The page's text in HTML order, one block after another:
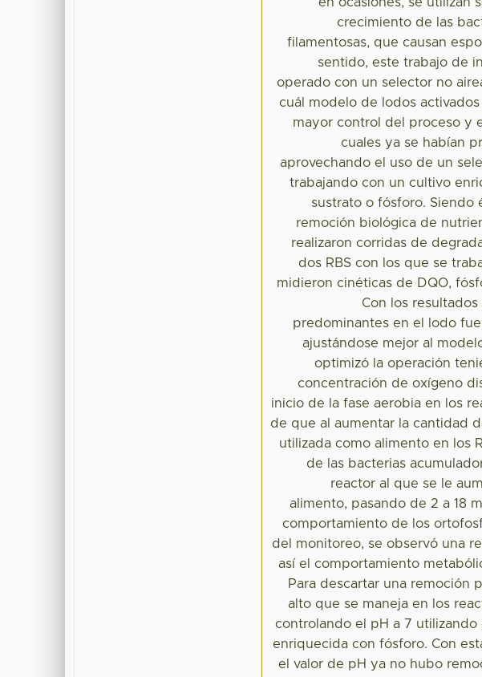
crecimiento de las
filamentosas, que causan
sentido, este trabajo de
operado con un selector no
cuál modelo de lodos
mayor control del proceso y
cuales ya se habían
aprovechando el uso de un
trabajando con un cultivo
sustrato o fósforo. Siendo
remoción biológica de
realizaron corridas de
dos RBS con los que se
midieron cinéticas de DQO,
Con los
predominantes en el lodo
ajustándose mejor al
optimizó la operación
concentración de oxígeno
inicio de la fase aerobia en los
de que al aumentar la cantidad
utilizada como alimento en los
de las bacterias
reactor al que se le
alimento, pasando de 2 a 18
comportamiento de los
del monitoreo, se observó una
así el comportamiento
Para descartar una remoción
alto que se maneja en los
controlando el pH a 7
enriquecida con fósforo. Con
el valor de pH ya no hubo